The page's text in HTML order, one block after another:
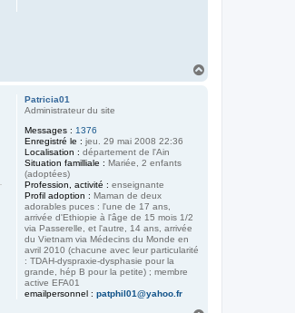
Patricia01
Administrateur du site
Messages : 1376
Enregistré le : jeu. 29 mai 2008 22:36
Localisation : département de l'Ain
Situation familliale : Mariée, 2 enfants
(adoptées)
Profession, activité : enseignante
Profil adoption : Maman de deux
adorables puces : l'une de 17 ans,
arrivée d'Ethiopie à l'âge de 15 mois 1/2
via Passerelle, et l'autre, 14 ans, arrivée
du Vietnam via Médecins du Monde en
avril 2010 (chacune avec leur particularité
: TDAH-dyspraxie-dysphasie pour la
grande, hép B pour la petite) ; membre
active EFA01
emailpersonnel : patphil01@yahoo.fr